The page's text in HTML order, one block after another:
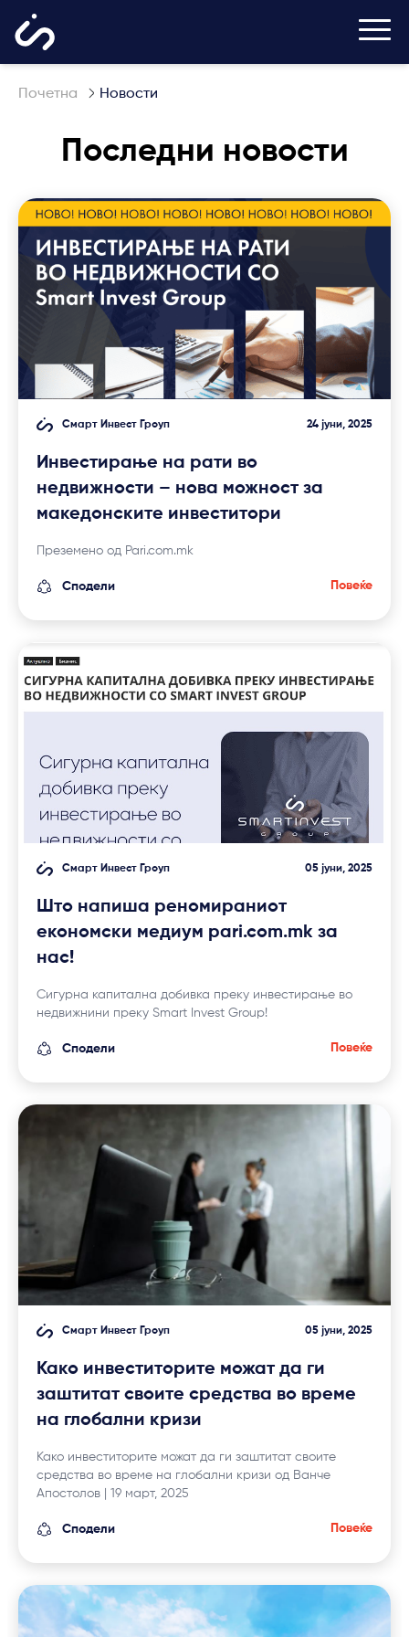
Почетна Новости
Последни новости
Смарт Инвест Гроуп 24 јуни, 2025
Инвестирање на рати во
недвижности – нова можност за
македонските инвеститори
Преземено од Pari.com.mk
Сподели Повеќе
Смарт Инвест Гроуп 05 јуни, 2025
Што напиша реномираниот
економски медиум pari.com.mk за
нас!
Сигурна капитална добивка преку инвестирање во
недвижнини преку Smart Invest Group!
Сподели Повеќе
Смарт Инвест Гроуп 05 јуни, 2025
Како инвеститорите можат да ги
заштитат своите средства во време
на глобални кризи
Како инвеститорите можат да ги заштитат своите
средства во време на глобални кризи од Ванче
Апостолов | 19 март, 2025
Сподели Повеќе